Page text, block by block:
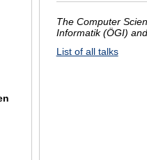
The Computer
Informatik (ÖGI)
List of all talks